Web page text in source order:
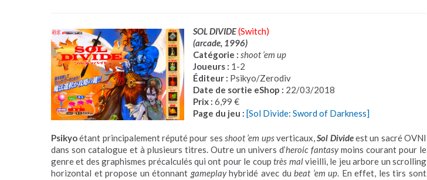
SOL DIVIDE(Switch)
(arcade, 1996)
Catégorie : shoot ’em up
Joueurs : 1-2
Éditeur : Psikyo/Zerodiv
Date de sortie eShop : 22/03/2018
Prix : 6,99 €
Page du jeu : [Sol Divide: Sword of Darkness]
Psikyoétant principalement réputé pour ses shoot ’em upsverticaux,Sol Divideest un sacré OVNI
dans son catalogue et à plusieurs titres. Outre un univers d’heroic fantasymoins courant pour le
genre et des graphismes précalculés qui ont pour le coup très malvieilli, le jeu arbore un scrolling
horizontal et propose un étonnant gameplayhybridé avec dubeat ’em up. En effet, les tirs sont